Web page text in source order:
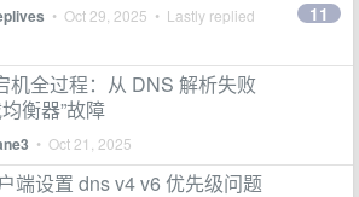
• Oct 29, 2025 • Lastly replied
11
机全过程：从 DNS 解析失败
衡器”故障
• Oct 21, 2025
端设置 dns v4 v6 优先级问题